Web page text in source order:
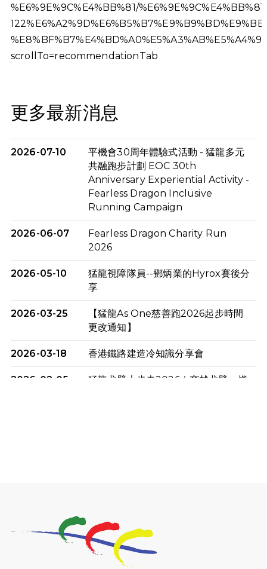
%E6%9E%9C%E4%BB%81/
scrollTo=recommendationTab
更多最新消息
2026-07-10
平機會30周年體驗式活動 - 猛龍多元
共融跑步計劃 EOC 30th
Anniversary Experiential Activity -
Fearless Dragon Inclusive
Running Campaign
2026-06-07
Fearless Dragon Charity Run
2026
2026-05-10
猛龍視障隊員--鄧炳業的Hyrox賽後分
享
2026-03-25
【猛龍As One慈善跑2026起步時間
更改通知】
2026-03-18 香港鐵路建造冷知識分享會
2026-02-05
猛龍戈壁大步走2026｜穿越戈壁．燃
2025-09-08 渣打香港馬拉松2026 慈善計劃
Lockton Fearless Dragon Trail